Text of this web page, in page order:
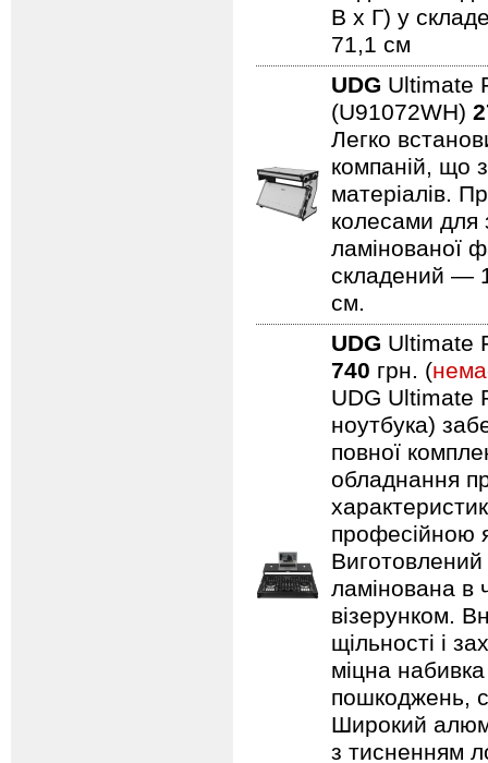
В x Г) у
71,1 см
UDG Ultimate
(U91072WH)
Легко
компаній, що
матеріалів.
колесами для
ламінованої
складений —
см.
UDG Ultimate
740 грн. (
UDG Ultimate
ноутбука)
повної
обладнання
професійною
ламінована в
візерунком.
щільності і
міцна
пошкоджень,
Широкий
з тисненням